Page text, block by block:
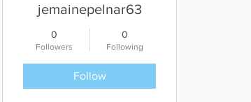
jemainepelnar63
0
Followers
0
Following
Follow